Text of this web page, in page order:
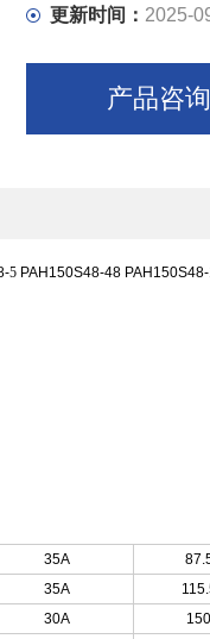
更新时间： 2025-
产品咨询
5 PAH150S48-48
35A
35A
30A